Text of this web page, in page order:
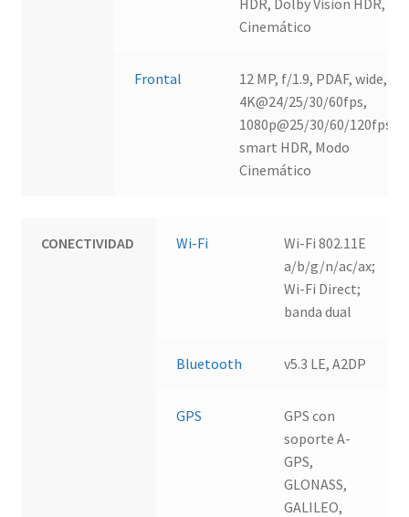
HDR, Dolby Vision HDR,
Cinemático
Frontal
12 MP, f/1.9, PDAF, wide,
4K@24/25/30/60fps,
1080p@25/30/60/120fps,
smart HDR, Modo
Cinemático
CONECTIVIDAD Wi-Fi
Wi-Fi 802.11E
a/b/g/n/ac/ax;
Wi-Fi Direct;
banda dual
Bluetooth v5.3 LE, A2DP
GPS
GPS con
soporte A-
GPS,
GLONASS,
GALILEO,